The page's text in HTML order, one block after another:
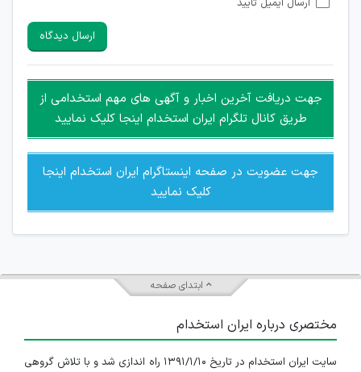
امکان تأیید نظرات کاربرانی که به هر طریقی قصد مأیوس کردن
هرگونه تحریک، تحقیر و کنایه به سایر افراد (مسئول و غیر مسئول)
غیر مجاز می باشد.
امکان هماهنگی برای هرگونه ملاقات حضوری چه به صورت دسته
جمعی و چه فردی توسط کاربران سایت وجود ندارد.
ارسال ایمیل تایید
ارسال دیدگاه
جهت دریافت آخرین اخبار و آگهی های مهم استخدامی از
طریق کانال تلگرام ایران استخدام اینجا کلیک نمایید
جهت عضویت در صفحه اینستاگرام ایران استخدام اینجا
کلیک نمایید
ابتدای صفحه
مختصری درباره ایران استخدام
سایت ایران استخدام در تاریخ ۱۳۹۱/۱/۱۰ راه اندازی شد و با تلاش گروهی